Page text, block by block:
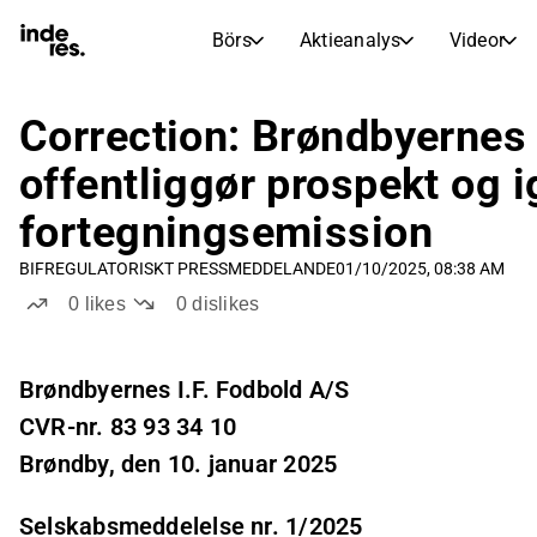
Börs Aktieanalys Videor
Börs
Morgonrapport
Utdelningskalender
Aktieanalys
Artiklar
inderesTV
Transkriptioner
Aktiejämförelse
Earnings Season
Compound Interest
Correction: Brøndbyernes
offentliggør prospekt og
fortegningsemission
BIFREGULATORISKT PRESSMEDDELANDE01/10/2025, 08:38 AM
0 likes 0dislikes
Brøndbyernes I.F. Fodbold A/S
CVR-nr. 83 93 34 10
Brøndby, den 10. januar 2025
Selskabsmeddelelse nr. 1/2025